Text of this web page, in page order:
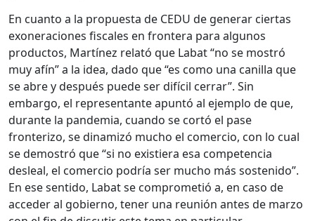
En cuanto a la propuesta de CEDU de generar ciertas
exoneraciones fiscales en frontera para algunos
productos, Martínez relató que Labat “no se mostró
muy afín” a la idea, dado que “es como una canilla que
se abre y después puede ser difícil cerrar”. Sin
embargo, el representante apuntó al ejemplo de que,
durante la pandemia, cuando se cortó el pase
fronterizo, se dinamizó mucho el comercio, con lo cual
se demostró que “si no existiera esa competencia
desleal, el comercio podría ser mucho más sostenido”.
En ese sentido, Labat se comprometió a, en caso de
acceder al gobierno, tener una reunión antes de marzo